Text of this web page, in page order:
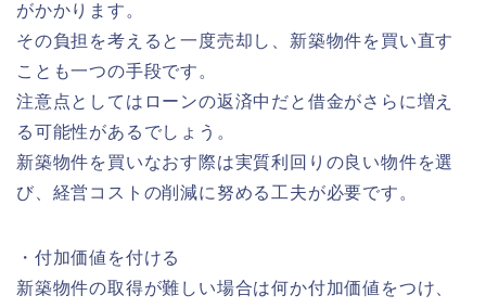
がかかります。
その負担を考えると一度売却し、新築物件を買い直す
ことも一つの手段です。
注意点としてはローンの返済中だと借金がさらに増え
る可能性があるでしょう。
新築物件を買いなおす際は実質利回りの良い物件を選
び、経営コストの削減に努める工夫が必要です。
・付加価値を付ける
新築物件の取得が難しい場合は何か付加価値をつけ、